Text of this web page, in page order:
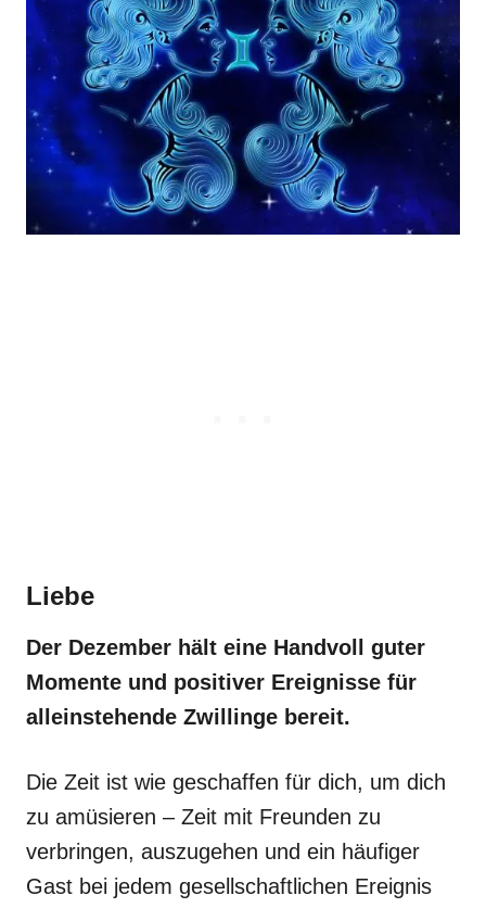
Liebe
Der Dezember hält eine Handvoll guter
Momente und positiver Ereignisse für
alleinstehende Zwillinge bereit.
Die Zeit ist wie geschaffen für dich, um dich
zu amüsieren – Zeit mit Freunden zu
verbringen, auszugehen und ein häufiger
Gast bei jedem gesellschaftlichen Ereignis